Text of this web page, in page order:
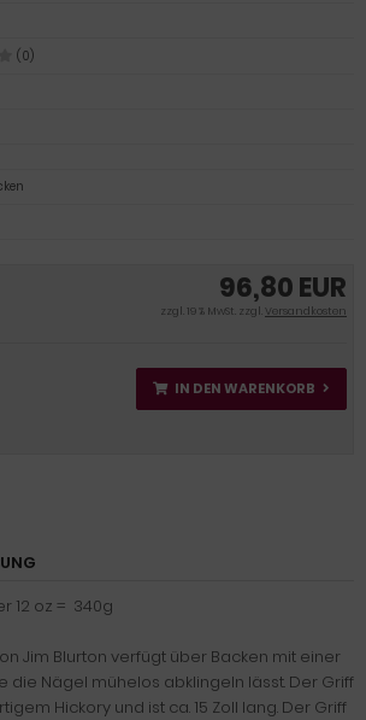
96,80 EUR
zzgl. 19 % MwSt. zzgl.Versandkosten
IN DEN WARENKORB
(0)
12 oz = 340g
Jim Blurton verfügt über Backen mit einer
die Nägel mühelos abklingeln lässt. Der Griff
Hickory und ist ca. 15 Zoll lang. Der Griff